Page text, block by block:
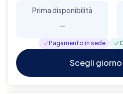
Prima disponibilità
-
Pagamento in sede
Scegli giorno